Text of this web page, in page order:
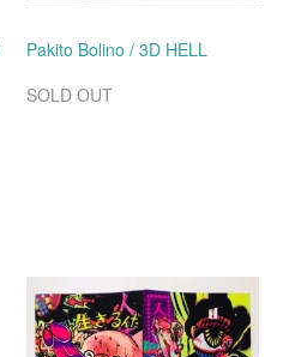
Pakito Bolino / 3D HELL
SOLD OUT